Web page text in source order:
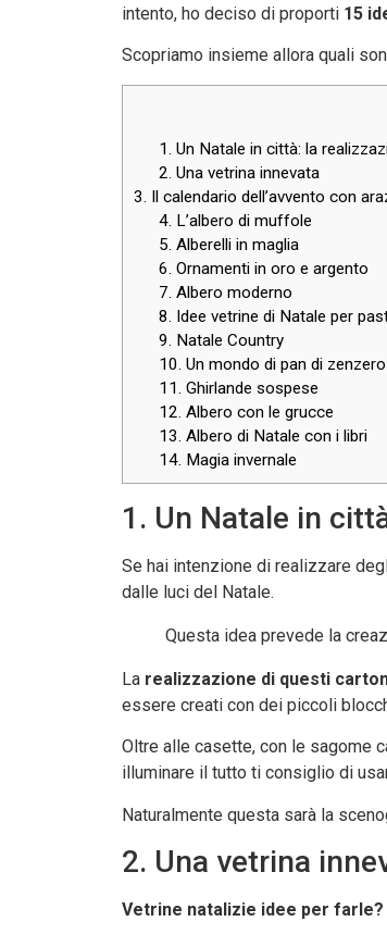
intento, ho deciso di proporti 15
Scopriamo insieme allora quali
1. Un Natale in città: la
2. Una vetrina innevata
3. Il calendario dell’avvento con
4. L’albero di muffole
5. Alberelli in maglia
6. Ornamenti in oro e argento
7. Albero moderno
8. Idee vetrine di Natale per
9. Natale Country
10. Un mondo di pan di zenzero
11. Ghirlande sospese
12. Albero con le grucce
13. Albero di Natale con i libri
14. Magia invernale
1. Un Natale in
Se hai intenzione di realizzare
dalle luci del Natale.
Questa idea prevede la
La realizzazione di questi
essere creati con dei piccoli
Oltre alle casette, con le sagome
illuminare il tutto ti consiglio di
Naturalmente questa sarà la
2. Una vetrina
Vetrine natalizie idee per farle?